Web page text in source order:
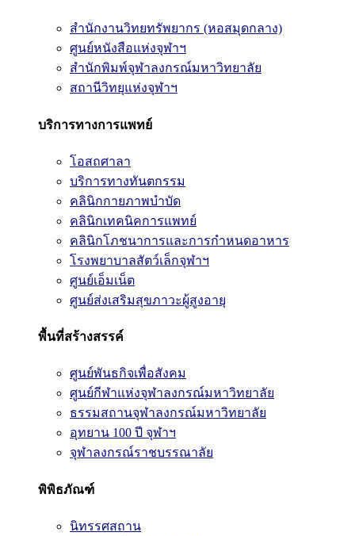
สำนักงานวิทยทรัพยากร (หอสมุดกลาง)
ศูนย์หนังสือแห่งจุฬาฯ
สำนักพิมพ์จุฬาลงกรณ์มหาวิทยาลัย
สถานีวิทยุแห่งจุฬาฯ
บริการทางการแพทย์
โอสถศาลา
บริการทางทันตกรรม
คลินิกกายภาพบำบัด
คลินิกเทคนิคการแพทย์
คลินิกโภชนาการและการกำหนดอาหาร
โรงพยาบาลสัตว์เล็กจุฬาฯ
ศูนย์เอ็มเน็ต
ศูนย์ส่งเสริมสุขภาวะผู้สูงอายุ
พื้นที่สร้างสรรค์
ศูนย์พันธกิจเพื่อสังคม
ศูนย์กีฬาแห่งจุฬาลงกรณ์มหาวิทยาลัย
ธรรมสถานจุฬาลงกรณ์มหาวิทยาลัย
อุทยาน 100 ปี จุฬาฯ
จุฬาลงกรณ์ราชบรรณาลัย
พิพิธภัณฑ์
นิทรรศสถาน